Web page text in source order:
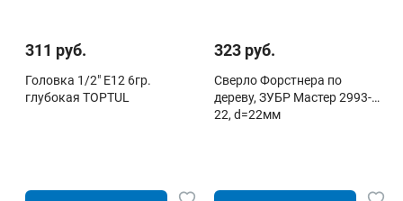
311 руб.
Головка 1/2" E12 6гр.
глубокая TOPTUL
323 руб.
Сверло Форстнера по
дереву, ЗУБР Мастер 2993-
22, d=22мм